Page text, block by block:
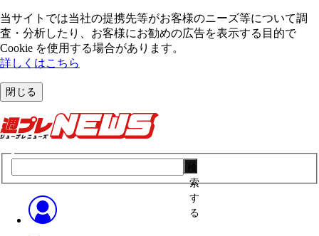
当サイトでは当社の提携先等がお客様のニーズ等について調
査・分析したり、お客様にお勧めの広告を表⽰する⽬的で
Cookie を使⽤する場合があります。
詳しくはこちら
閉じる
索
す
る